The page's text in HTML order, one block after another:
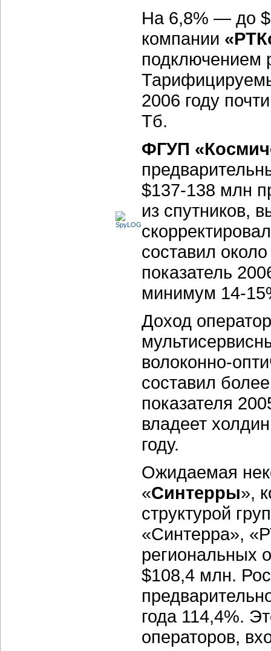
На 6,8% — до
компании
подключением
2006 году
Тб.
ФГУП
$137-138 млн
из спутников,
составил
показатель
минимум 14-
Доход
волоконно-
составил
показателя
владеет
году.
Ожидаемая
«Синтерры»,
структурой
«Синтерра»,
региональных
$108,4 млн.
года 114,4%.
операторов,